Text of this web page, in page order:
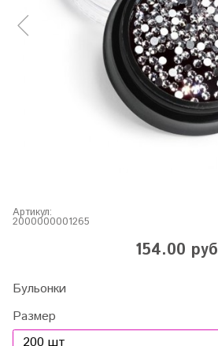
Артикул:
2000000001265
154.00 руб
Бульонки
Размер